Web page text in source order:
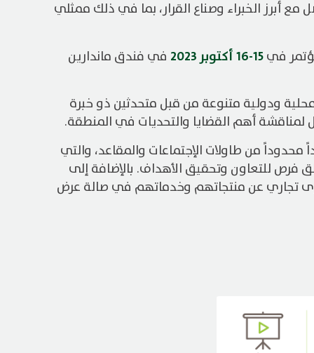
أبرز الخبراء وصناع القرار، بما في ذلك ممثلي
في15-16 أكتوبر 2023
في فندق ماندارين
ودولية متنوعة من قبل متحدثين ذو خبرة
لمناقشة أهم القضايا والتحديات في المنطقة.
من طاولات الإجتماعات والمقاعد، والتي
فرص للتعاون وتحقيق الأهداف. بالإضافة إلى
تجاري عن منتجاتهم وخدماتهم في صالة عرض